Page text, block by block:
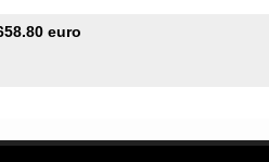
euro